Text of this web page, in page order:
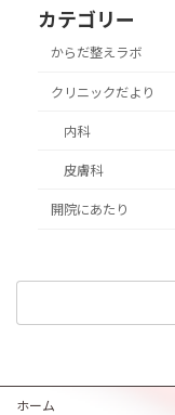
カテゴリー
からだ整えラボ
クリニックだより
内科
皮膚科
開院にあたり
ホーム